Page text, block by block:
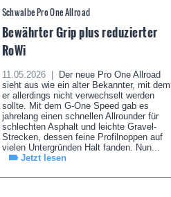
Schwalbe Pro One Allroad
Bewährter Grip plus reduzierter
RoWi
11.05.2026 |
Der neue Pro One Allroad
sieht aus wie ein alter Bekannter, mit dem
er allerdings nicht verwechselt werden
sollte. Mit dem G-One Speed gab es
jahrelang einen schnellen Allrounder für
schlechten Asphalt und leichte Gravel-
Strecken, dessen feine Profilnoppen auf
vielen Untergründen Halt fanden. Nun...
Jetzt lesen